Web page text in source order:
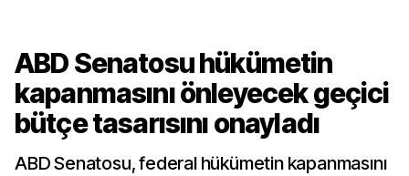
ABD Senatosu hükümetin
kapanmasını önleyecek geçici
bütçe tasarısını onayladı
ABD Senatosu, federal hükümetin kapanmasını